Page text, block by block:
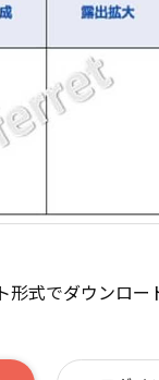
式でダウンロー